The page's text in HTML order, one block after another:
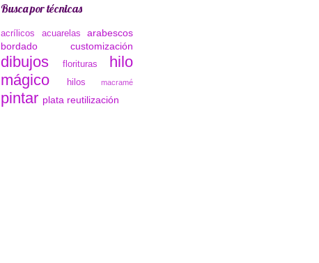
Busca por técnicas
acrílicos acuarelas
arabescos
bordado
customización
dibujos florituras
hilo
mágico
hilos macramé
pintar plata reutilización